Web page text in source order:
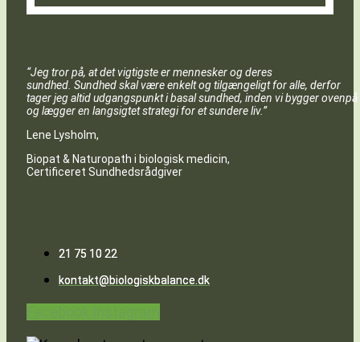
“Jeg tror på, at det vigtigste er mennesker og deres
sundhed. Sundhed skal være enkelt og tilgængeligt for alle, derfor
tager jeg altid udgangspunkt i basal sundhed, inden vi bygger ovenpå
og lægger en langsigtet strategi for et sundere liv.”
Lene Lysholm,
Biopat & Naturopath i biologisk medicin,
Certificeret Sundhedsrådgiver
21 75 10 22
kontakt@biologiskbalance.dk